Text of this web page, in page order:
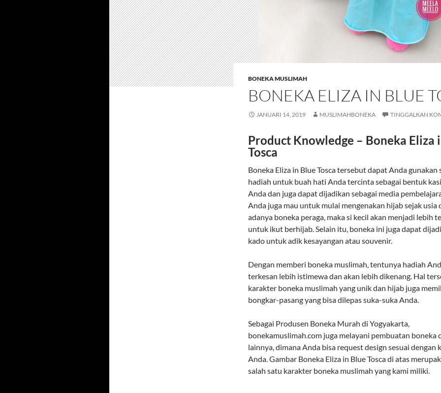
BONEKA MUSLIMAH
BONEKA ELIZA IN BLUE
JANUARI 14, 2019 MUSLIMAHBONEKA TINGGALKAN
Product Knowledge – Boneka Eliza
Tosca
Boneka Eliza in Blue Tosca tersebut dapat Anda gunakan
hadiah untuk buah hati Anda tercinta sebagai bentuk
Anda dan juga dapat dijadikan sebagai media
Anda juga mau untuk mulai mengenakan hijab sejak usia
adanya boneka peraga, maka si kecil akan menjadi lebih
untuk ikut berhijab. Selain itu, boneka ini juga dapat
kado untuk adik kesayangan atau souvenir.
Dengan memberi boneka muslimah, tentunya hadiah
terkesan lebih istimewa dan akan lebih dikenang. Hal
karakter boneka muslimah yang unik dan hijab juga
bongkar-pasang yang bisa dilepas suka-suka Anda.
Sebagai Produsen Boneka Murah di Yogyakarta,
bonekamuslimah.com juga melayani pembuatan boneka
lainnya, dimana Anda bisa request design sesuai dengan
Anda. Gambar Boneka Eliza in Blue Tosca di atas
salah satu karakter boneka muslimah yang kami miliki.